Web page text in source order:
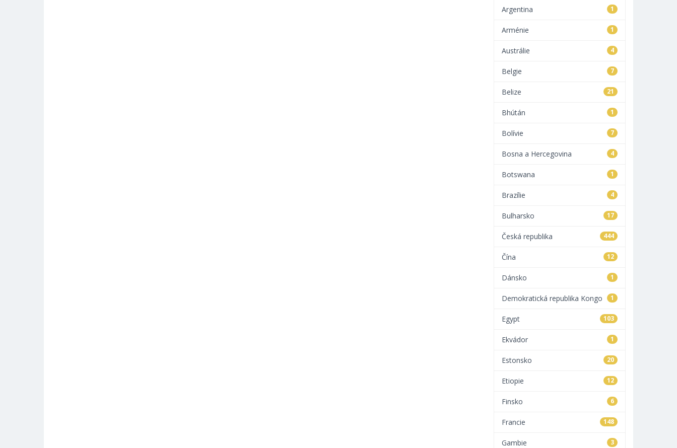
1
Argentina
1
Arménie
4
Austrálie
7
Belgie
21
Belize
1
Bhútán
7
Bolívie
4
Bosna a Hercegovina
1
Botswana
4
Brazílie
17
Bulharsko
444
Česká republika
12
Čína
1
Dánsko
1
Demokratická republika Kongo
103
Egypt
1
Ekvádor
20
Estonsko
12
Etiopie
6
Finsko
148
Francie
3
Gambie